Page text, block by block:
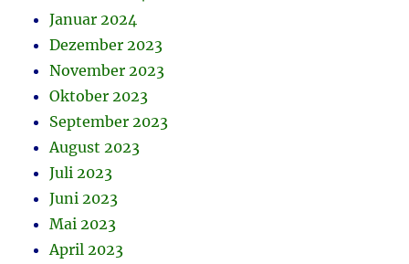
Januar 2024
Dezember 2023
November 2023
Oktober 2023
September 2023
August 2023
Juli 2023
Juni 2023
Mai 2023
April 2023